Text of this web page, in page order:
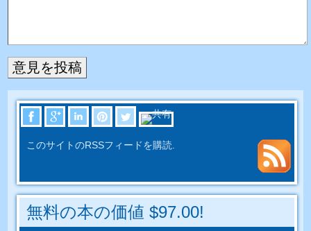
このサイトのRSSフィードを購読.
無料の本の価値 $97.00!